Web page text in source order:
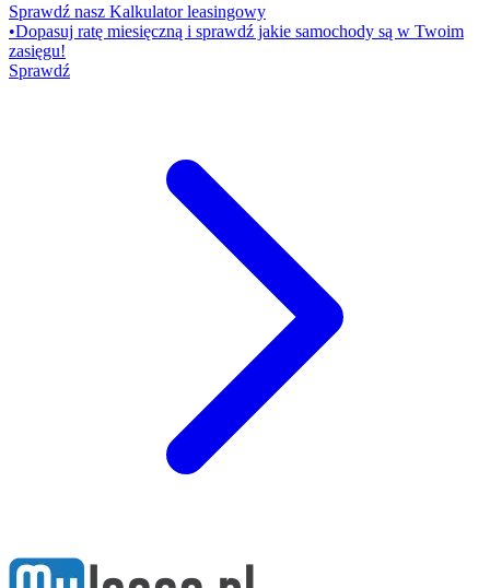
Sprawdź nasz Kalkulator leasingowy
•Dopasuj ratę miesięczną i sprawdź jakie samochody są w Twoim
zasięgu!
Sprawdź